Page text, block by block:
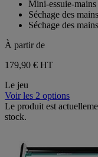
Mini-essuie-
Séchage des
Séchage des
À partir de
179,90 € HT
Le jeu
Voir les 2 options
Le produit est
stock.